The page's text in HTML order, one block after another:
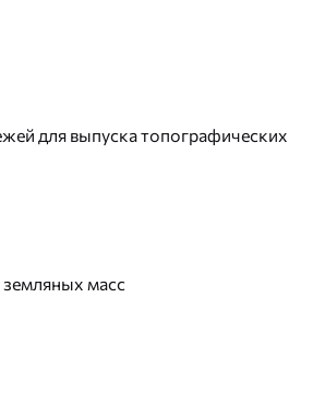
для выпуска топографических
масс